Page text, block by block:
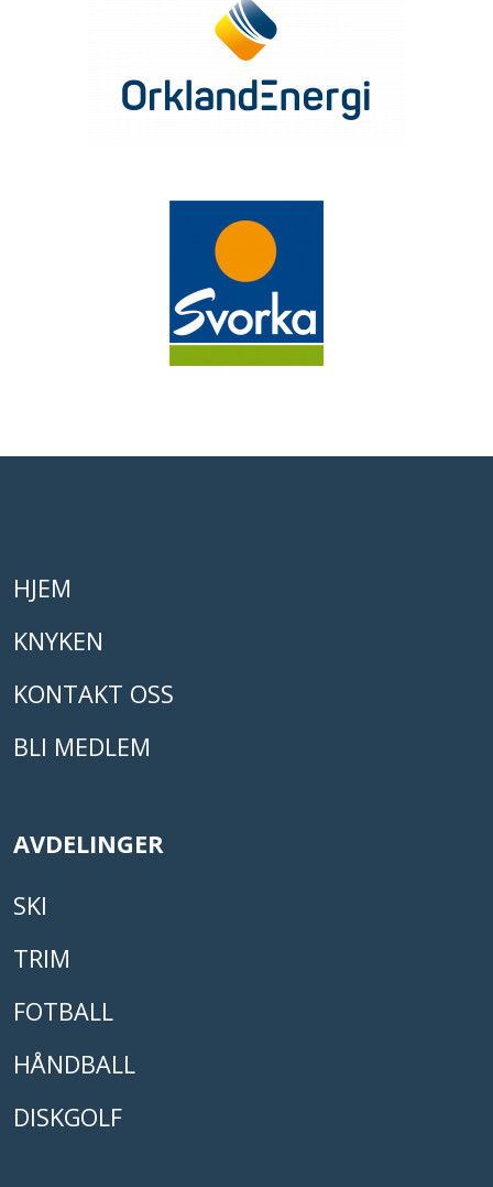
HJEM
KNYKEN
KONTAKT OSS
BLI MEDLEM
AVDELINGER
SKI
TRIM
FOTBALL
HÅNDBALL
DISKGOLF